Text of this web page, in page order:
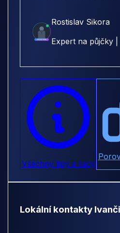
Rostislav Sikora
Expert na půjčky
Všechny tipy a rady
Lokální kontakty